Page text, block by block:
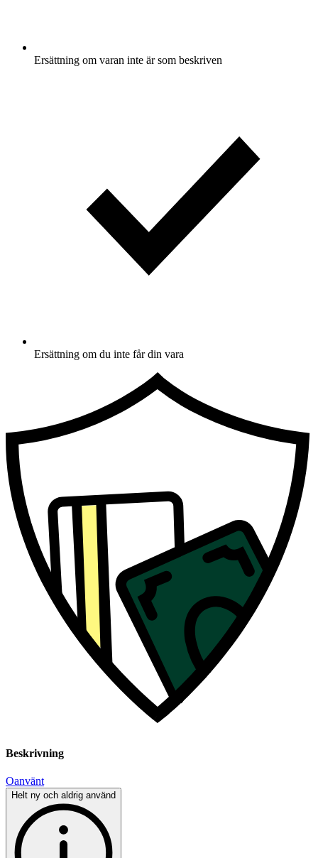
Ersättning om varan inte är som beskriven
Ersättning om du inte får din vara
Beskrivning
Oanvänt
Helt ny och aldrig använd